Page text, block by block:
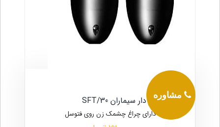
چشمی فلاشر دار سیماران SFT/30
دارای چراغ چشمک زن روی فتوسل
مشاوره